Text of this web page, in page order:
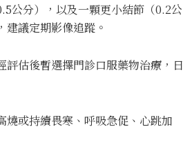
公分），以及一顆更小結節（0.2公
議定期影像追蹤。
估後暫選擇門診口服藥物治療，日
燒或持續畏寒、呼吸急促、心跳加